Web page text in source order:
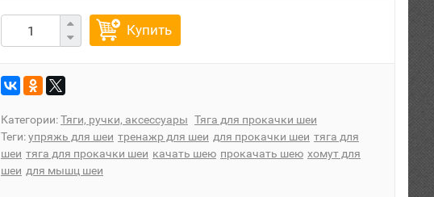
Купить
Категории:Тяги, ручки, аксессуары Тяга для прокачки шеи
Теги:упряжь для шеи тренажр для шеи для прокачки шеи тяга для
шеи тяга для прокачки шеи качать шею прокачать шею хомут для
шеи для мышц шеи